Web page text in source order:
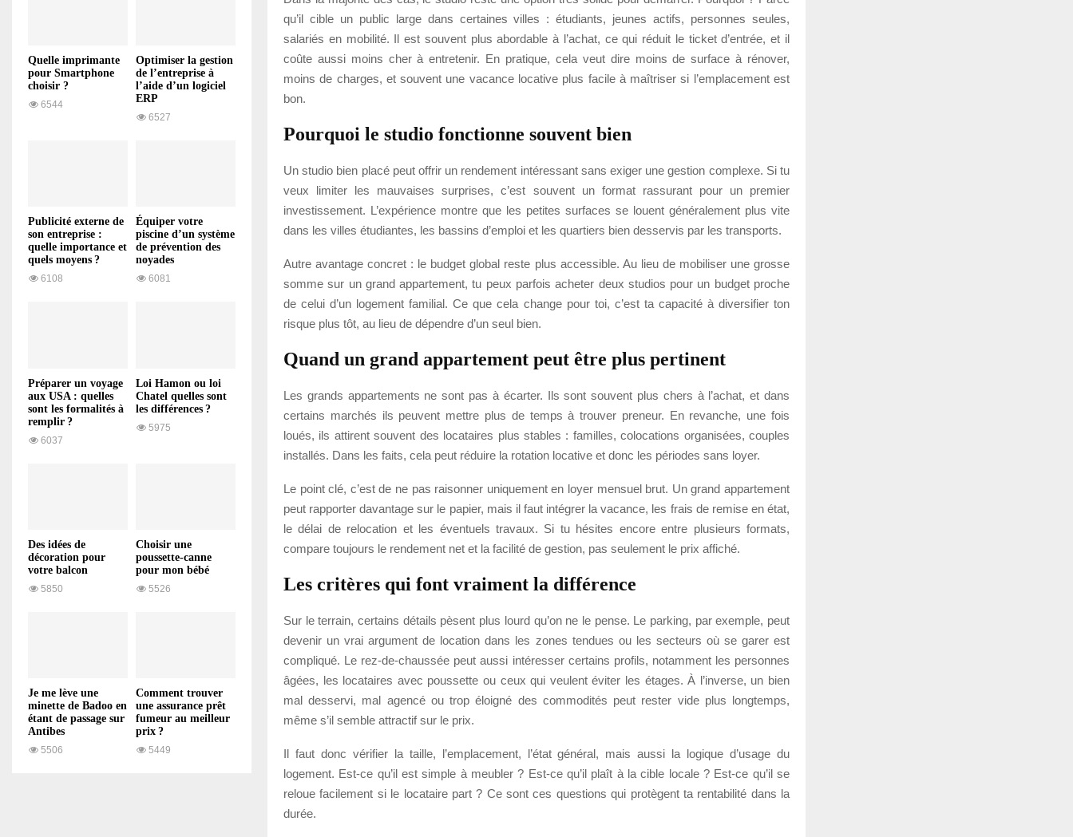
qu’il cible un public large dans certaines villes : étudiants, jeunes actifs, personnes seules,
salariés en mobilité. Il est souvent plus abordable à l’achat, ce qui réduit le ticket d’entrée, et il
coûte aussi moins cher à entretenir. En pratique, cela veut dire moins de surface à rénover,
moins de charges, et souvent une vacance locative plus facile à maîtriser si l’emplacement est
bon.
Pourquoi le studio fonctionne souvent bien
Un studio bien placé peut offrir un rendement intéressant sans exiger une gestion complexe. Si tu
veux limiter les mauvaises surprises, c’est souvent un format rassurant pour un premier
investissement. L’expérience montre que les petites surfaces se louent généralement plus vite
dans les villes étudiantes, les bassins d’emploi et les quartiers bien desservis par les transports.
Autre avantage concret : le budget global reste plus accessible. Au lieu de mobiliser une grosse
somme sur un grand appartement, tu peux parfois acheter deux studios pour un budget proche
de celui d’un logement familial. Ce que cela change pour toi, c’est ta capacité à diversifier ton
risque plus tôt, au lieu de dépendre d’un seul bien.
Quand un grand appartement peut être plus pertinent
Les grands appartements ne sont pas à écarter. Ils sont souvent plus chers à l’achat, et dans
certains marchés ils peuvent mettre plus de temps à trouver preneur. En revanche, une fois
loués, ils attirent souvent des locataires plus stables : familles, colocations organisées, couples
installés. Dans les faits, cela peut réduire la rotation locative et donc les périodes sans loyer.
Le point clé, c’est de ne pas raisonner uniquement en loyer mensuel brut. Un grand appartement
peut rapporter davantage sur le papier, mais il faut intégrer la vacance, les frais de remise en état,
le délai de relocation et les éventuels travaux. Si tu hésites encore entre plusieurs formats,
compare toujours le rendement net et la facilité de gestion, pas seulement le prix affiché.
Les critères qui font vraiment la différence
Sur le terrain, certains détails pèsent plus lourd qu’on ne le pense. Le parking, par exemple, peut
devenir un vrai argument de location dans les zones tendues ou les secteurs où se garer est
compliqué. Le rez-de-chaussée peut aussi intéresser certains profils, notamment les personnes
âgées, les locataires avec poussette ou ceux qui veulent éviter les étages. À l’inverse, un bien
mal desservi, mal agencé ou trop éloigné des commodités peut rester vide plus longtemps,
même s’il semble attractif sur le prix.
Il faut donc vérifier la taille, l’emplacement, l’état général, mais aussi la logique d’usage du
logement. Est-ce qu’il est simple à meubler ? Est-ce qu’il plaît à la cible locale ? Est-ce qu’il se
reloue facilement si le locataire part ? Ce sont ces questions qui protègent ta rentabilité dans la
durée.
Quelle imprimante
pour Smartphone
choisir ?
6544
Optimiser la gestion
de l’entreprise à
l’aide d’un logiciel
ERP
6527
Publicité externe de
son entreprise :
quelle importance et
quels moyens ?
6108
Équiper votre
piscine d’un système
de prévention des
noyades
6081
Préparer un voyage
aux USA : quelles
sont les formalités à
remplir ?
6037
Loi Hamon ou loi
Chatel quelles sont
les différences ?
5975
Des idées de
décoration pour
votre balcon
5850
Choisir une
poussette-canne
pour mon bébé
5526
Je me lève une
minette de Badoo en
étant de passage sur
Antibes
5506
Comment trouver
une assurance prêt
fumeur au meilleur
prix ?
5449